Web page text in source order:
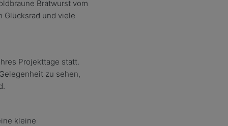
Bratwurst vom
Glücksrad und viele
Projekttage statt.
zu sehen,
kleine